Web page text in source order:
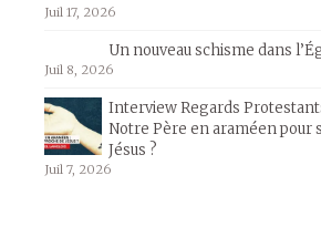
Juil 17, 2026
Un nouveau schisme dans
Juil 8, 2026
Interview Regards
Notre Père en araméen pour
Jésus ?
Juil 7, 2026